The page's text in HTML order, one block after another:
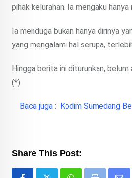
pihak kelurahan. Ia mengaku
Ia menduga bukan hanya dirinya
yang mengalami hal serupa,
Hingga berita ini diturunkan,
(*)
Baca juga : Kodim Sumedang
Share This Post: